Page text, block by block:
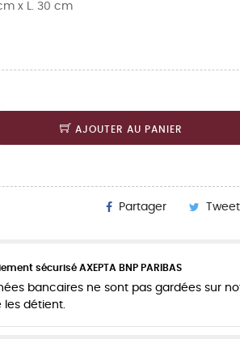
x L. 30 cm
AJOUTER AU PANIER
Partager Tweet
sécurisé AXEPTA BNP PARIBAS
bancaires ne sont pas gardées sur
les détient.